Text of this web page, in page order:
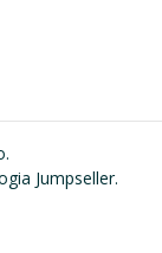
Jumpseller.